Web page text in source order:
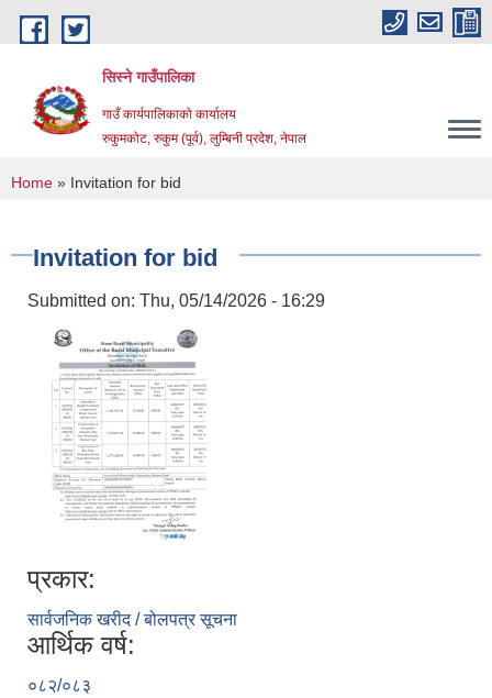
Skip to main content
सिस्ने गाउँपालिका
गाउँ कार्यपालिकाको कार्यालय
रुकुमकोट, रुकुम (पूर्व), लुम्बिनी प्रदेश, नेपाल
You are here
Home » Invitation for bid
Invitation for bid
Submitted on: Thu, 05/14/2026 - 16:29
प्रकार:
सार्वजनिक खरीद / बोलपत्र सूचना
आर्थिक वर्ष:
०८२/०८३